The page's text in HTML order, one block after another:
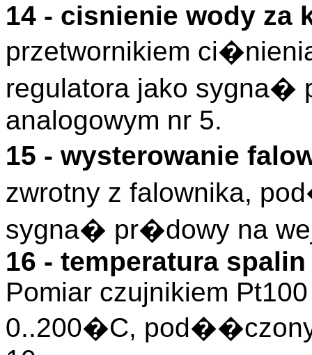
14 - cisnienie wody za
przetwornikiem
regulatora jako
analogowym nr 5.
15 - wysterowanie
zwrotny z falownika,
sygna� pr�dowy na
16 - temperatura
Pomiar czujnikiem
0..200�C,